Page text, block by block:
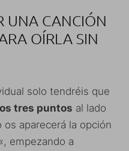
UNA CANCIÓN
OÍRLA SIN
solo tendréis que
tres puntos al lado
os aparecerá la opción
empezando a